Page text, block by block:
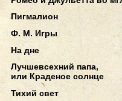
Пигмалион
Ф. М. Игры
На дне
Лучшевсехний папа,
или Краденое солнце
Тихий свет